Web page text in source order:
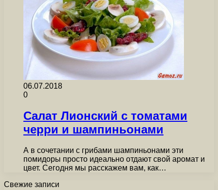
06.07.2018
0
Салат Лионский с томатами
черри и шампиньонами
А в сочетании с грибами шампиньонами эти
помидоры просто идеально отдают свой аромат и
цвет. Сегодня мы расскажем вам, как…
Свежие записи